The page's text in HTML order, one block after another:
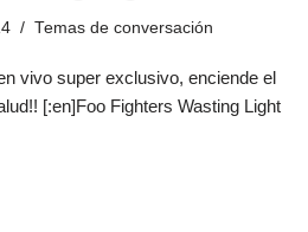
Temas de conversación
vivo super exclusivo, enciende el
[:en]Foo Fighters Wasting Light